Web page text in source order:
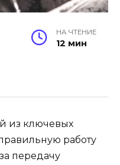
НА ЧТЕНИЕ
12 мин
из ключевых
работу
передачу